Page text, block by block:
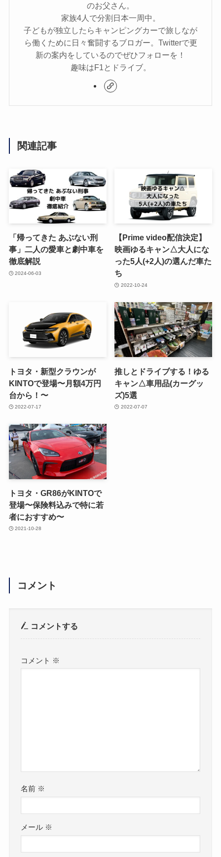
のお父さん。
家族4人で分割日本一周中。
子どもが独立したらキャンピングカーで旅しなが
ら働くために日々奮闘するブロガー。Twitterで更
新の案内をしているのでぜひフォローを！
趣味はF1とドライブ。
関連記事
「帰ってきた あぶない刑
事」二人の愛車と劇中車を
徹底解説
2024-06-03
【Prime video配信決定】
映画ゆるキャン△大人にな
った5人(+2人)の選んだ車た
ち
2022-10-24
トヨタ・新型クラウンが
KINTOで登場〜月額4万円
台から！〜
2022-07-17
推しとドライブする！ゆる
キャン△車用品(カーグッ
ズ)5選
2022-07-07
トヨタ・GR86がKINTOで
登場〜保険料込みで特に若
者におすすめ〜
2021-10-28
コメント
コメントする
コメント ※
名前 ※
メール ※